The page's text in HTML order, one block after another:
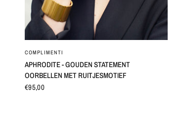
COMPLIMENTI
APHRODITE - GOUDEN STATEMENT
OORBELLEN MET RUITJESMOTIEF
€95,00